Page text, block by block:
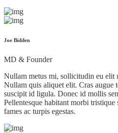
Joe Bidden
MD & Founder
Nullam metus mi, sollicitudin eu elit
Nullam quis aliquet elit. Cras augue
suscipit id ligula. Donec id mollis
Pellentesque habitant morbi tristique
fames ac turpis egestas.